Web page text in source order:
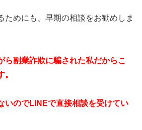
ためにも、早期の相談をお勧めしま
ら副業詐欺に騙された私だからこ
いのでLINEで直接相談を受けてい